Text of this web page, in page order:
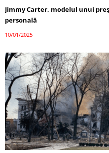
Jimmy Carter, modelul unui
personală
10/01/2025